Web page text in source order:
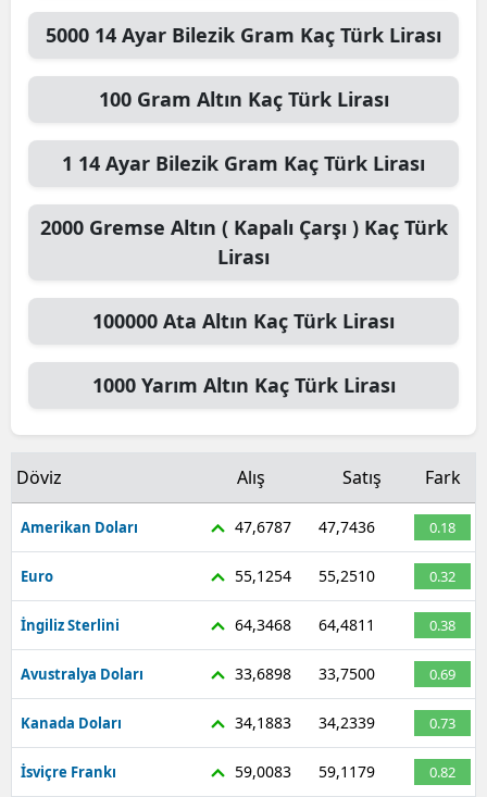
5000 14 Ayar Bilezik Gram Kaç Türk Lirası
100 Gram Altın Kaç Türk Lirası
1 14 Ayar Bilezik Gram Kaç Türk Lirası
2000 Gremse Altın ( Kapalı Çarşı )Kaç Türk
Lirası
100000 Ata Altın Kaç Türk Lirası
1000 Yarım Altın Kaç Türk Lirası
Döviz Alış Satış Fark
Amerikan Doları 47,6787 47,7436 0.18
Euro 55,1254 55,2510 0.32
İngiliz Sterlini 64,3468 64,4811 0.38
Avustralya Doları 33,6898 33,7500 0.69
Kanada Doları 34,1883 34,2339 0.73
İsviçre Frankı 59,0083 59,1179 0.82